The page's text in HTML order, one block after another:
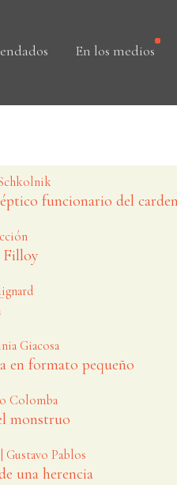
En los medios
funcionario del
Filloy
Giacosa
en formato pequeño
Colomba
monstruo
Pablos
una herencia